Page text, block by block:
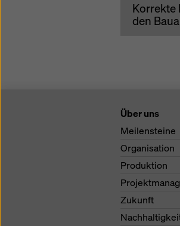
Korrekte
den
Über uns
Meilensteine
Organisation
Produktion
Zukunft